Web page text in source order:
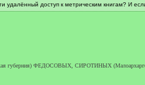
доступ к метрическим книгам? И
ФЕДОСОВЫХ, СИРОТИНЫХ